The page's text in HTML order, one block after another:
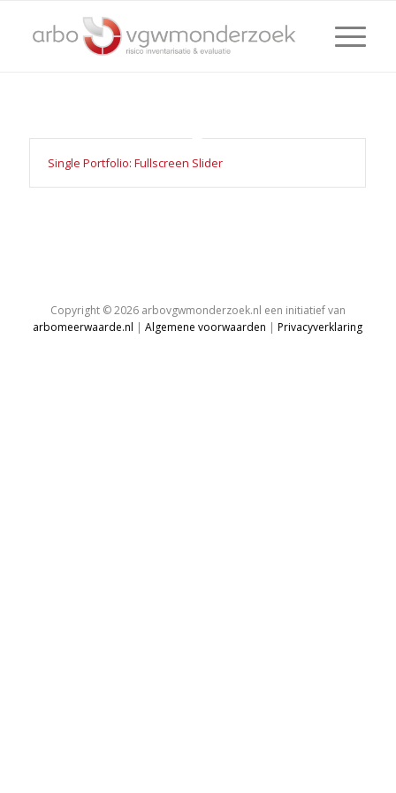
Single Portfolio: Fullscreen Slider
Copyright © 2026 arbovgwmonderzoek.nl een initiatief van
arbomeerwaarde.nl |Algemene voorwaarden |Privacyverklaring